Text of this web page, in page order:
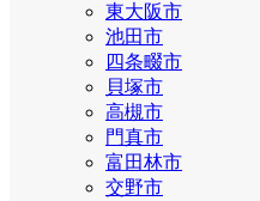
東大阪市
池田市
四条畷市
貝塚市
高槻市
門真市
富田林市
交野市